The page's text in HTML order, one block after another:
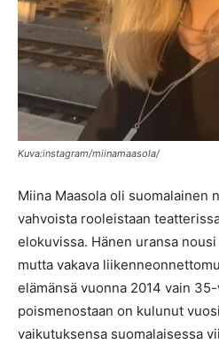
Kuva:instagram/miinamaasola/
Miina Maasola oli suomalainen
vahvoista rooleistaan
elokuvissa. Hänen uransa
mutta vakava
elämänsä vuonna 2014 vain
poismenostaan on kulunut
vaikutuksensa suomalaisessa